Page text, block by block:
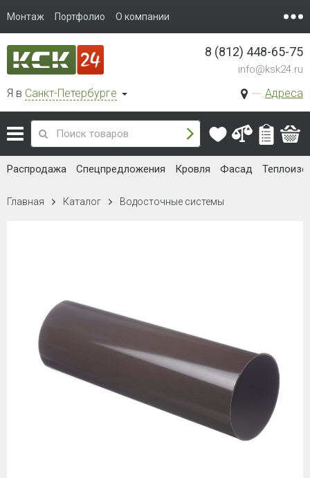
Монтаж Портфолио О компании
Я в Санкт-Петербурге Адреса
8 (812) 448-65-75
info@ksk24.ru
Распродажа Спецпредложения Кровля Фасад
Главная Каталог Водосточные системы